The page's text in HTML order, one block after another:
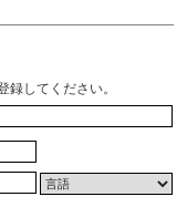
してください。